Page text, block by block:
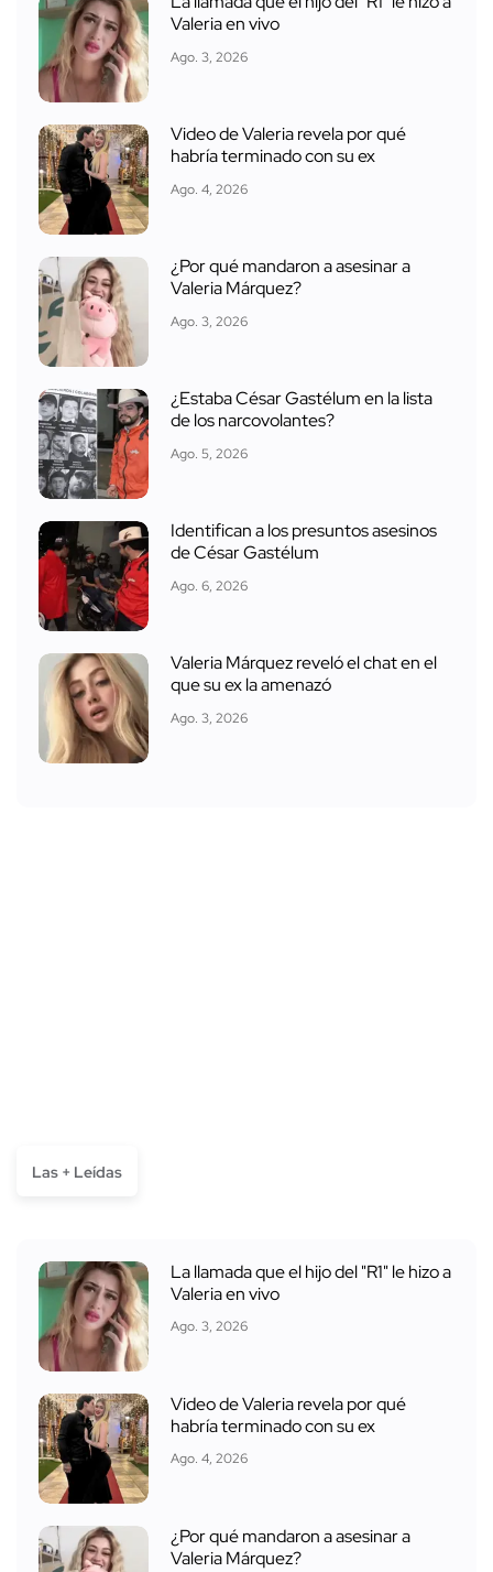
Valeria en vivo
Ago. 3, 2026
Video de Valeria revela por qué
habría terminado con su ex
Ago. 4, 2026
¿Por qué mandaron a asesinar a
Valeria Márquez?
Ago. 3, 2026
¿Estaba César Gastélum en la lista
de los narcovolantes?
Ago. 5, 2026
Identifican a los presuntos asesinos
de César Gastélum
Ago. 6, 2026
Valeria Márquez reveló el chat en el
que su ex la amenazó
Ago. 3, 2026
Las + Leídas
La llamada que el hijo del "R1" le hizo a
Valeria en vivo
Ago. 3, 2026
Video de Valeria revela por qué
habría terminado con su ex
Ago. 4, 2026
¿Por qué mandaron a asesinar a
Valeria Márquez?